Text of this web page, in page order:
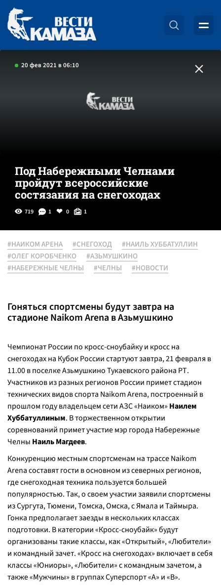
20 фев 2021 в 06:10
Под Набережными Челнами
пройдут всероссийские
состязания на снегоходах
719 1 0 1
#НАИКОМ АРЕНА #СНЕГОХОД
#НАИЛЬ ХУББАТУЛЛИН
#ОЛЕГ КОРОБЧЕНКО
#АЗЬМУШКИНО
#НАБЕРЕЖНЫЕ ЧЕЛНЫ
#ЧЕЛНЫ #НОВОСТИ
Гоняться спортсмены будут завтра на
стадионе Naikom Arena в Азьмушкино
Чемпионат России по кросс-сноубайку и кросс на
снегоходах на Кубок России стартуют завтра, 21 февраля в
11.00 в поселке Азьмушкино Тукаевского района РТ.
Участников из разных регионов России примет стадион
технических видов спорта Naikom Arena, построенный в
прошлом году владельцем сети АЗС «Наиком» Наилем
Хуббатуллиным. В торжественном открытии
соревнований примет участие мэр города Набережные
Челны Наиль Магдеев.
Конкуренцию местным спортсменам на трассе Naikom
Arena составят гости в основном из северных регионов,
где снегоходная техника пользуется большей
популярностью. Так, о своем участии заявили спортсмены
из Сургута, Тюмени, Томска, Омска, с Ямала и Таймыра.
Гонка предполагает заезды в нескольких классах
подготовки. В категории «Кросс-сноубайк» будут
организованы такие классы, как «Открытый», «Любители»
и командный зачет. «Кросс на снегоходах» включает в себя
классы «Юниоры», «Любители» с командным зачетом, а
также «Мужчины» в группах Суперспорт «А» и «В».